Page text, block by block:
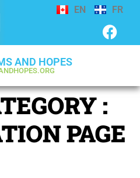
EN FR
AND HOPES
:
PAGE